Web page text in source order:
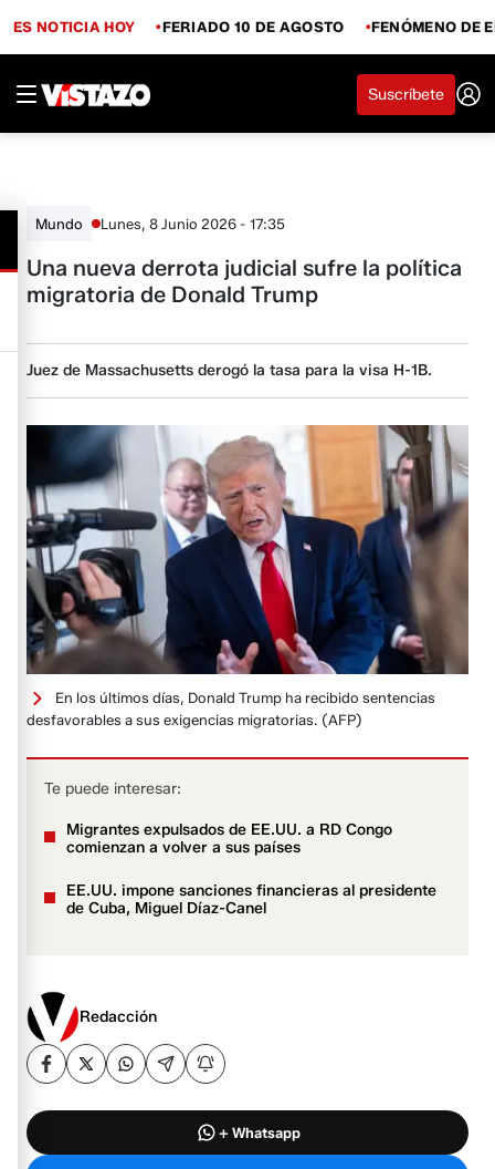
ES NOTICIA HOY FERIADO 10 DE AGOSTO FENÓMENO DE
Suscríbete
Mundo Lunes, 8 Junio 2026 - 17:35
Una nueva derrota judicial sufre la política
migratoria de Donald Trump
Juez de Massachusetts derogó la tasa para la visa H-1B.
En los últimos días, Donald Trump ha recibido sentencias
desfavorables a sus exigencias migratorias. (AFP)
Te puede interesar:
Migrantes expulsados de EE.UU. a RD Congo
comienzan a volver a sus países
EE.UU. impone sanciones financieras al presidente
de Cuba, Miguel Díaz-Canel
Redacción
+ Whatsapp